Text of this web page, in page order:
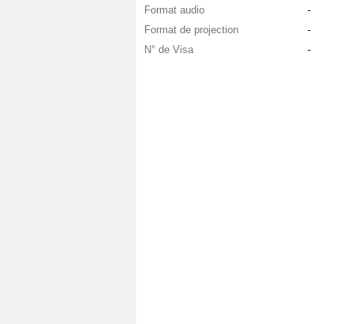
Format audio
-
Format de projection
-
N° de Visa
-